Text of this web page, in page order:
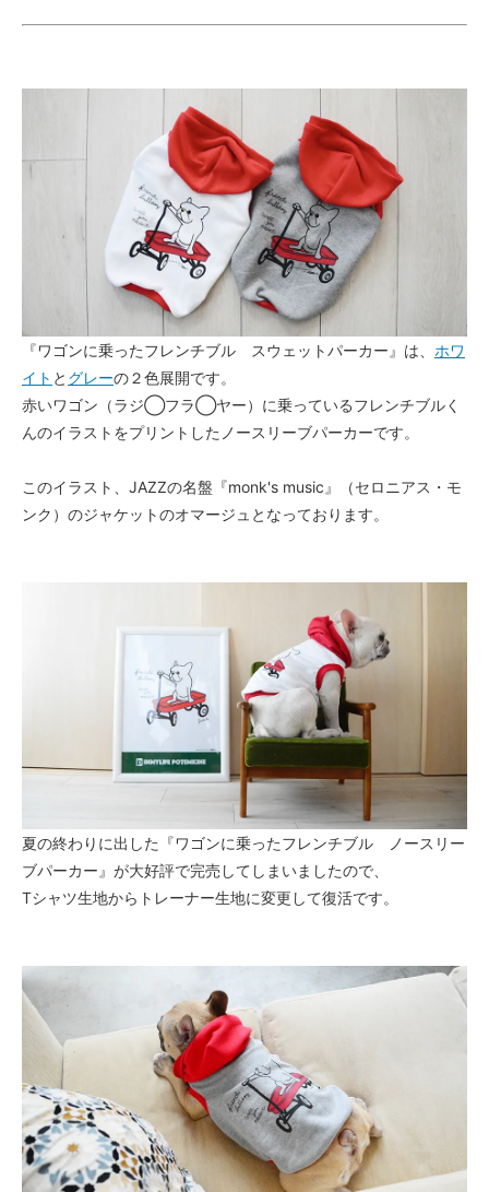
『ワゴンに乗ったフレンチブル スウェットパーカー』は、 ホワ
イト と グレーの２色展開です。
赤いワゴン（ラジ◯フラ◯ヤー）に乗っているフレンチブルく
んのイラストをプリントしたノースリーブパーカーです。
このイラスト、JAZZの名盤『monk's music』（セロニアス・モ
ンク）のジャケットのオマージュとなっております。
夏の終わりに出した『ワゴンに乗ったフレンチブル ノースリー
ブパーカー』が大好評で完売してしまいましたので、
Tシャツ生地からトレーナー生地に変更して復活です。